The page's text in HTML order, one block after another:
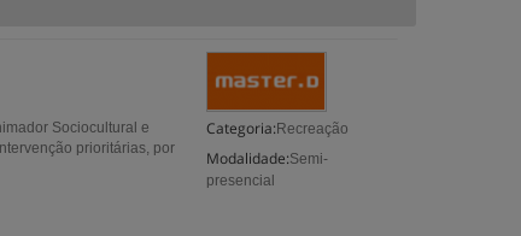
Categoria: Recreação
Modalidade:Semi-
presencial
Sociocultural e
prioritárias, por